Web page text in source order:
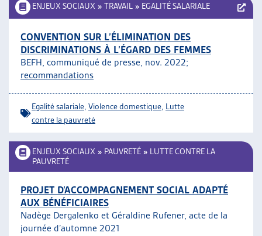
ENJEUX SOCIAUX » TRAVAIL » EGALITÉ SALARIALE
CONVENTION SUR L’ÉLIMINATION DES
DISCRIMINATIONS À L’ÉGARD DES FEMMES
BEFH, communiqué de presse, nov. 2022;
recommandations
Egalité salariale Violence domestique Lutte
contre la pauvreté
ENJEUX SOCIAUX » PAUVRETÉ » LUTTE CONTRE LA
PAUVRETÉ
PROJET D’ACCOMPAGNEMENT SOCIAL ADAPTÉ
AUX BÉNÉFICIAIRES
Nadège Dergalenko et Géraldine Rufener, acte de la
journée d’automne 2021